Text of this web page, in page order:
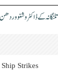
تلنگانہ کے ڈاکٹر وشنو
Strikes